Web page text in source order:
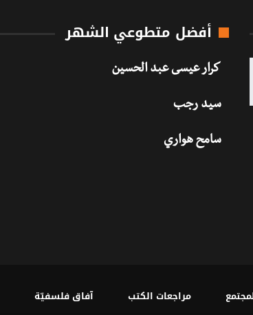
أفضل متطوعي الشهر
كرار عيسى عبد الحسين
سيد رجب
سامح هواري
مراجعات الكتب آفاق فلسفيّة‎